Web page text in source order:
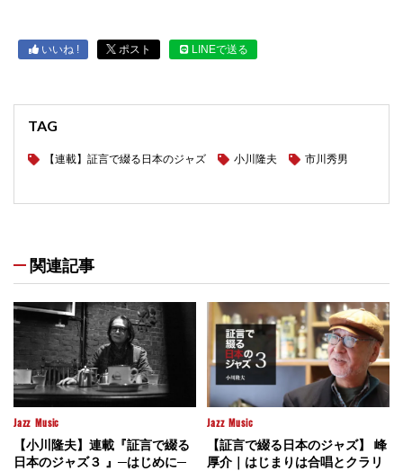
いいね ! ポスト LINEで送る
TAG
【連載】証言で綴る日本のジャズ 小川隆夫 市川秀男
関連記事
Jazz Music
【小川隆夫】連載『証言で綴る
日本のジャズ３ 』─はじめに─
Jazz Music
【証言で綴る日本のジャズ】 峰
厚介｜はじまりは合唱とクラリ